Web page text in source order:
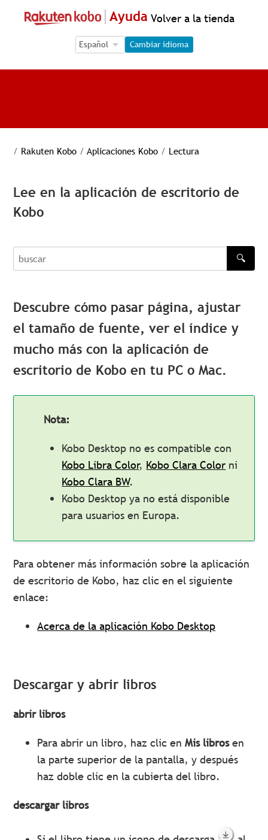
Ayuda Volver a la tienda
Language Selection
Language Selection
Cambiar idioma
/ Rakuten Kobo / Aplicaciones Kobo / Lectura
Lee en la aplicación de escritorio de
Kobo
buscar
🔍
Descubre cómo pasar página, ajustar
el tamaño de fuente, ver el índice ⁠y
mucho más ⁠con la aplicación de
escritorio de Kobo en tu PC o Mac.
Nota:
Kobo Desktop no es compatible con
Kobo Libra Color, Kobo Clara Color ni
Kobo Clara BW.
Kobo Desktop ya no está disponible
para usuarios en Europa.
Para obtener más información sobre la aplicación
de escritorio de Kobo, haz clic en el siguiente
enlace:
Acerca de la aplicación Kobo Desktop
Descargar y abrir libros
abrir libros
Para abrir un libro, haz clic enMis librosen
la parte superior de la pantalla, y después
haz doble clic en la cubierta del libro.
descargar libros